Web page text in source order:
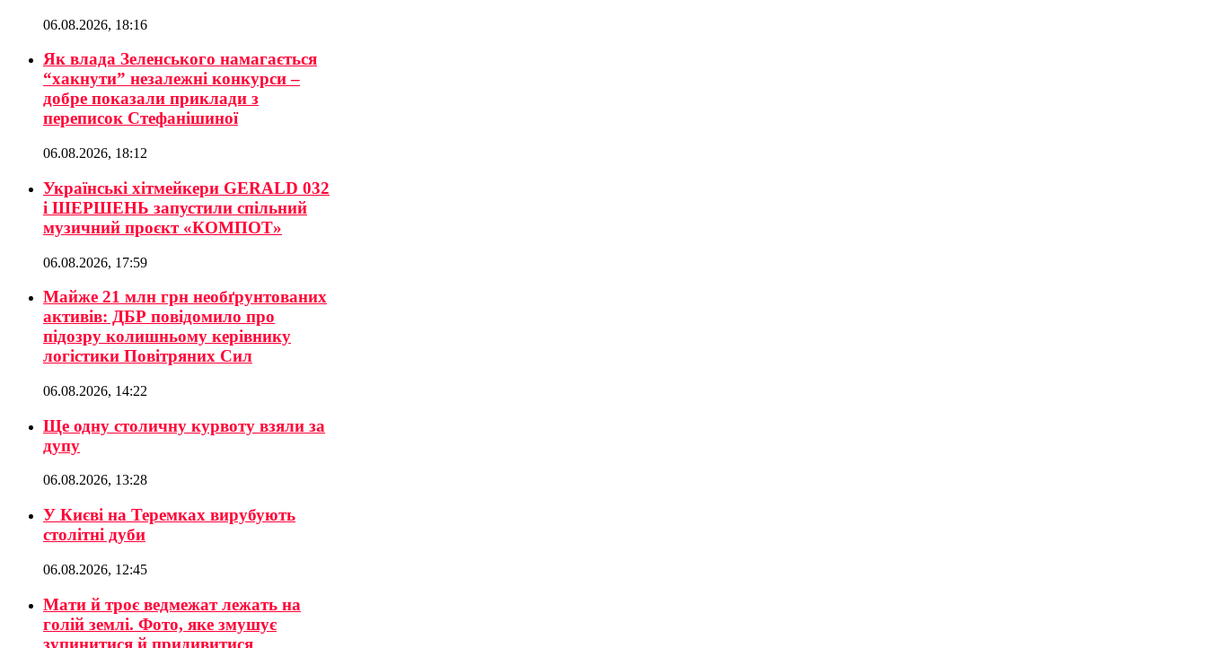
06.08.2026, 18:16
Як влада Зеленського намагається
“хакнути” незалежні конкурси –
добре показали приклади з
переписок Стефанішиної
06.08.2026, 18:12
Українські хітмейкери GERALD 032
і ШЕРШЕНЬ запустили спільний
музичний проєкт «КОМПОТ»
06.08.2026, 17:59
Майже 21 млн грн необґрунтованих
активів: ДБР повідомило про
підозру колишньому керівнику
логістики Повітряних Сил
06.08.2026, 14:22
Ще одну столичну курвоту взяли за
дупу
06.08.2026, 13:28
У Києві на Теремках вирубують
столітні дуби
06.08.2026, 12:45
Мати й троє ведмежат лежать на
голій землі. Фото, яке змушує
зупинитися й придивитися